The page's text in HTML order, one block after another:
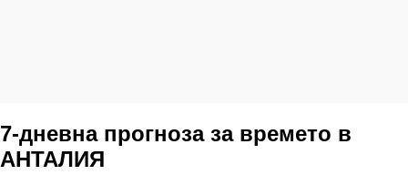
7-дневна прогноза за времето в
АНТАЛИЯ